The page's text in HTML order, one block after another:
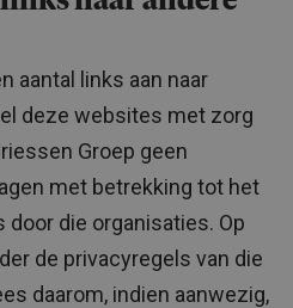
aantal links aan naar
deze websites met zorg
Groep geen
met betrekking tot het
die organisaties. Op
de privacyregels van die
daarom, indien aanwezig,